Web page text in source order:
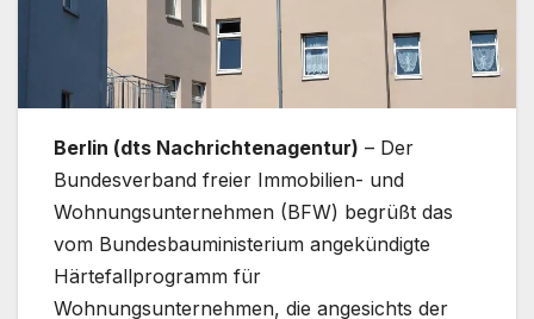
Berlin (dts Nachrichtenagentur) – Der
Bundesverband freier Immobilien- und
Wohnungsunternehmen (BFW) begrüßt das
vom Bundesbauministerium angekündigte
Härtefallprogramm für
Wohnungsunternehmen, die angesichts der